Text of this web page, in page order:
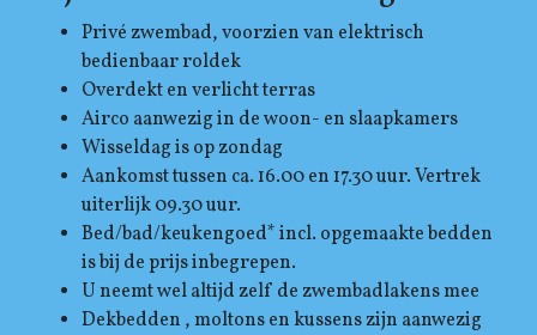
Privé zwembad, voorzien van elektrisch
bedienbaar roldek
Overdekt en verlicht terras
Airco aanwezig in de woon- en slaapkamers
Wisseldag is op zondag
Aankomst tussen ca. 16.00 en 17.30 uur. Vertrek
uiterlijk 09.30 uur.
Bed/bad/keukengoed* incl. opgemaakte bedden
is bij de prijs inbegrepen.
U neemt wel altijd zelf de zwembadlakens mee
Dekbedden , moltons en kussens zijn aanwezig